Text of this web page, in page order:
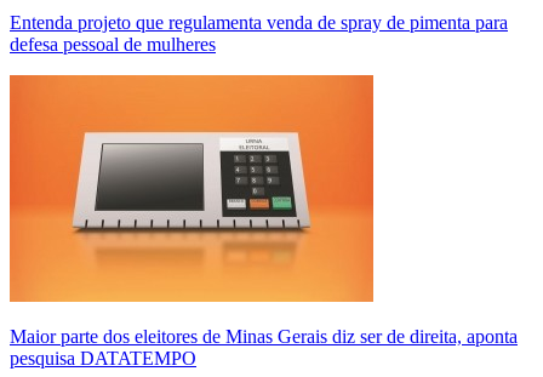
Entenda projeto que regulamenta venda de spray de pimenta para
defesa pessoal de mulheres
Maior parte dos eleitores de Minas Gerais diz ser de direita, aponta
pesquisa DATATEMPO